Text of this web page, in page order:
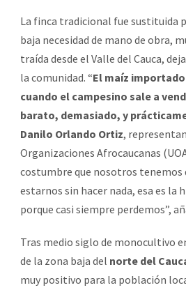
La finca tradicional fue sustituida
baja necesidad de mano de obra,
traída desde el Valle del Cauca,
la comunidad. “El maíz
cuando el campesino sale a
barato, demasiado, y
Danilo Orlando Ortiz,
Organizaciones Afrocaucanas
costumbre que nosotros tenemos
estarnos sin hacer nada, esa es la
porque casi siempre perdemos”,
Tras medio siglo de monocultivo
de la zona baja del norte del
muy positivo para la población